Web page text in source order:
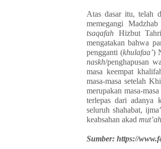
Atas dasar itu, telah
memegangi
tsaqafah Hizbut
mengatakan bahwa
pengganti (khulafaa’)
naskh/penghapusan
masa keempat
masa-masa setelah
merupakan masa-
terlepas dari adanya
seluruh shahabat,
keabsahan akad mut’ah
Sumber: https://